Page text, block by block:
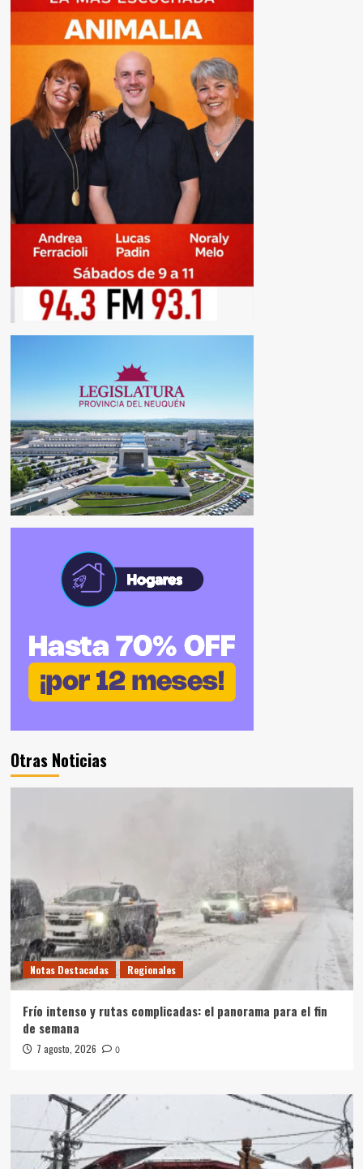
Otras Noticias
Notas Destacadas Regionales
Frío intenso y rutas complicadas: el panorama para el fin
de semana
7 agosto, 2026 0